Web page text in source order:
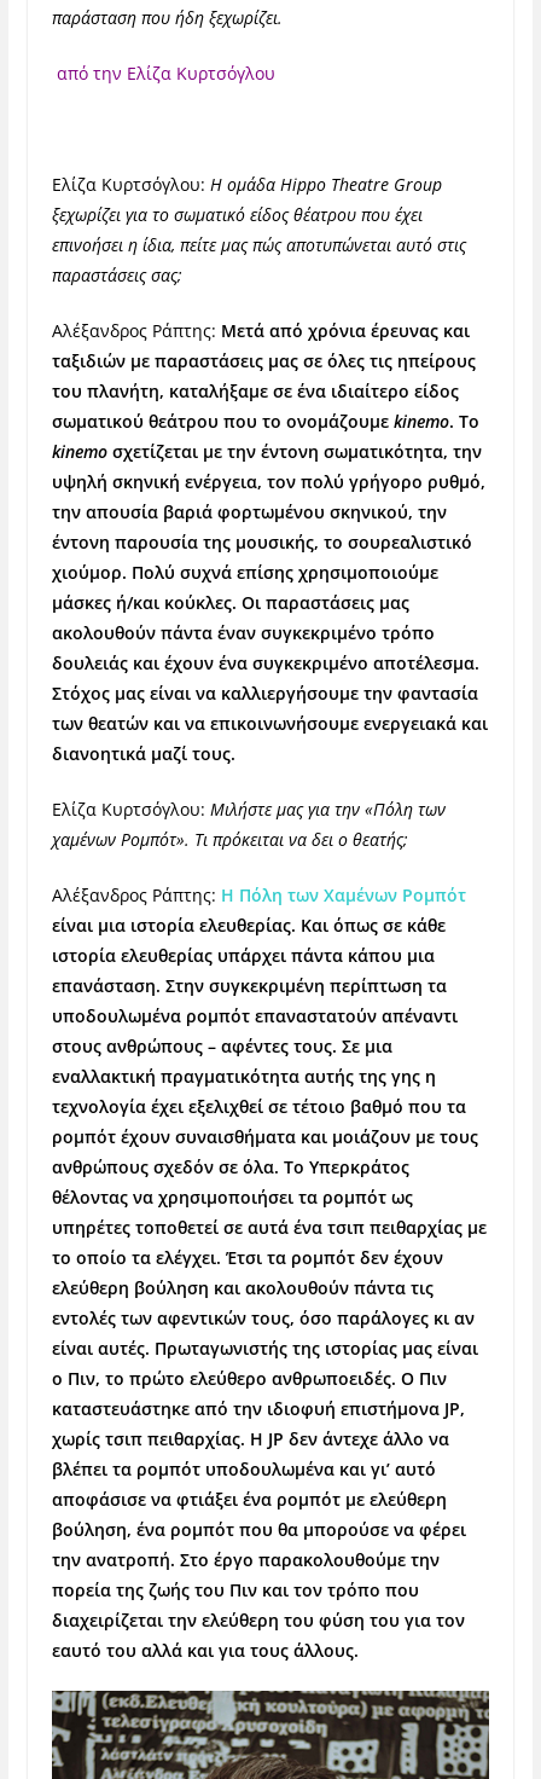
παράσταση που ήδη ξεχωρίζει.
από την Ελίζα Κυρτσόγλου
Ελίζα Κυρτσόγλου: Η ομάδα Hippo Theatre Group
ξεχωρίζει για το σωματικό είδος θέατρου που έχει
επινοήσει η ίδια, πείτε μας πώς αποτυπώνεται αυτό στις
παραστάσεις σας;
Αλέξανδρος Ράπτης: Μετά από χρόνια έρευνας και
ταξιδιών με παραστάσεις μας σε όλες τις ηπείρους
του πλανήτη, καταλήξαμε σε ένα ιδιαίτερο είδος
σωματικού θεάτρου που το ονομάζουμε kinemo. Το
kinemoσχετίζεται με την έντονη σωματικότητα, την
υψηλή σκηνική ενέργεια, τον πολύ γρήγορο ρυθμό,
την απουσία βαριά φορτωμένου σκηνικού, την
έντονη παρουσία της μουσικής, το σουρεαλιστικό
χιούμορ. Πολύ συχνά επίσης χρησιμοποιούμε
μάσκες ή/και κούκλες. Οι παραστάσεις μας
ακολουθούν πάντα έναν συγκεκριμένο τρόπο
δουλειάς και έχουν ένα συγκεκριμένο αποτέλεσμα.
Στόχος μας είναι να καλλιεργήσουμε την φαντασία
των θεατών και να επικοινωνήσουμε ενεργειακά και
διανοητικά μαζί τους.
Ελίζα Κυρτσόγλου: Μιλήστε μας για την «Πόλη των
χαμένων Ρομπότ». Τι πρόκειται να δει ο θεατής;
Αλέξανδρος Ράπτης: Η Πόλη των Χαμένων Ρομπότ
είναι μια ιστορία ελευθερίας. Και όπως σε κάθε
ιστορία ελευθερίας υπάρχει πάντα κάπου μια
επανάσταση. Στην συγκεκριμένη περίπτωση τα
υποδουλωμένα ρομπότ επαναστατούν απέναντι
στους ανθρώπους – αφέντες τους. Σε μια
εναλλακτική πραγματικότητα αυτής της γης η
τεχνολογία έχει εξελιχθεί σε τέτοιο βαθμό που τα
ρομπότ έχουν συναισθήματα και μοιάζουν με τους
ανθρώπους σχεδόν σε όλα. Το Υπερκράτος
θέλοντας να χρησιμοποιήσει τα ρομπότ ως
υπηρέτες τοποθετεί σε αυτά ένα τσιπ πειθαρχίας με
το οποίο τα ελέγχει. Έτσι τα ρομπότ δεν έχουν
ελεύθερη βούληση και ακολουθούν πάντα τις
εντολές των αφεντικών τους, όσο παράλογες κι αν
είναι αυτές. Πρωταγωνιστής της ιστορίας μας είναι
ο Πιν, το πρώτο ελεύθερο ανθρωποειδές. Ο Πιν
καταστευάστηκε από την ιδιοφυή επιστήμονα JP,
χωρίς τσιπ πειθαρχίας. Η JP δεν άντεχε άλλο να
βλέπει τα ρομπότ υποδουλωμένα και γι’ αυτό
αποφάσισε να φτιάξει ένα ρομπότ με ελεύθερη
βούληση, ένα ρομπότ που θα μπορούσε να φέρει
την ανατροπή. Στο έργο παρακολουθούμε την
πορεία της ζωής του Πιν και τον τρόπο που
διαχειρίζεται την ελεύθερη του φύση του για τον
εαυτό του αλλά και για τους άλλους.